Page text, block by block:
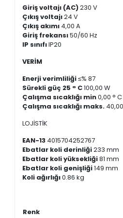
Giriş voltajı (AC)230 V
Çıkış voltajı24 V
Çıkış akımı 4,00 A
Giriş frekansı50/60 Hz
IP sınıfıIP20
VERİM
Enerji verimliliği≤% 87
Sürekli güç 25 ° C100,00 W
Çalışma sıcaklığı min0,00 ° C
Çalışma sıcaklığı maks.
LOJİSTİK
EAN-13 4015704252767
Ebatlar koli derinliği233 mm
Ebatlar koli yüksekliği81 mm
Ebatlar koli genişliği149 mm
Koli ağırlığı0.86 kg
Renk